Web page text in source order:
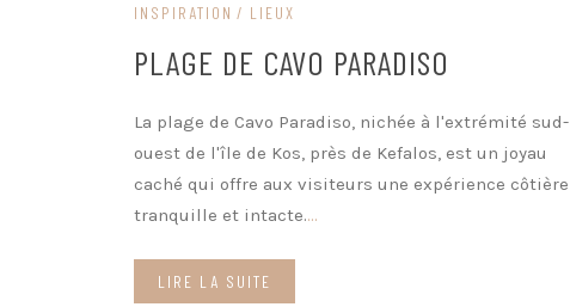
INSPIRATION LIEUX
PLAGE DE CAVO PARADISO
La plage de Cavo Paradiso, nichée à l'extrémité sud-
ouest de l'île de Kos, près de Kefalos, est un joyau
caché qui offre aux visiteurs une expérience côtière
tranquille et intacte....
LIRE LA SUITE